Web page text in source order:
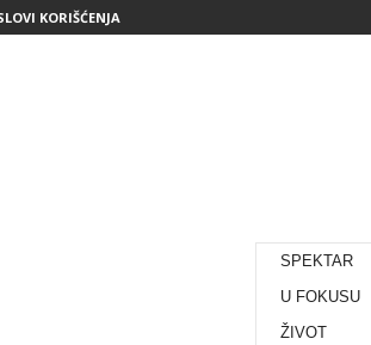
KORIŠĆENJA
SPEKTAR
U FOKUSU
ŽIVOT